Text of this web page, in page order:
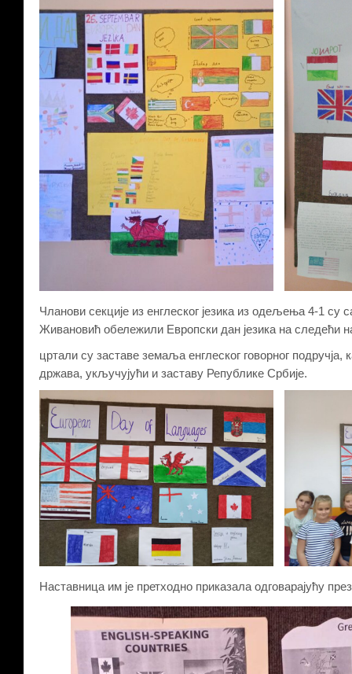
Чланови секције из енглеског језика из одељења 4-1 су
Живановић обележили Европски дан језика на следећи
цртали су заставе земаља енглеског говорног
држава, укључујући и заставу Републике Србије.
Наставница им је претходно приказала одговарајућу